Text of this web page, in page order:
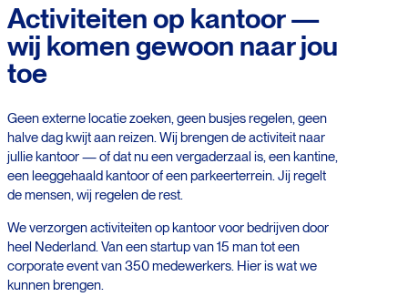
Activiteiten op kantoor —
wij komen gewoon naar jou
toe
Geen externe locatie zoeken, geen busjes regelen, geen
halve dag kwijt aan reizen. Wij brengen de activiteit naar
jullie kantoor — of dat nu een vergaderzaal is, een kantine,
een leeggehaald kantoor of een parkeerterrein. Jij regelt
de mensen, wij regelen de rest.
We verzorgen activiteiten op kantoor voor bedrijven door
heel Nederland. Van een startup van 15 man tot een
corporate event van 350 medewerkers. Hier is wat we
kunnen brengen.